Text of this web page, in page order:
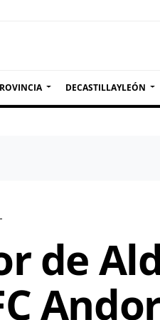
DECASTILLAYLEÓN
de